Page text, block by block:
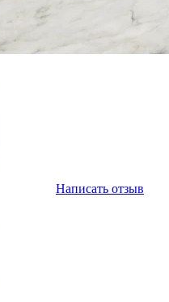
Написать отзыв